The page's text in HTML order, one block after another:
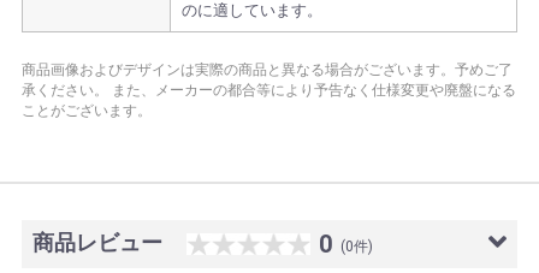
のに適しています。
商品画像およびデザインは実際の商品と異なる場合がございます。予めご了
承ください。
また、メーカーの都合等により予告なく仕様変更や廃盤になる
ことがございます。
商品レビュー 0 (0件)